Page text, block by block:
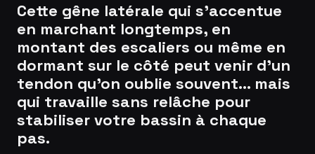
Cette gêne latérale qui s’accentue
en marchant longtemps, en
montant des escaliers ou même en
dormant sur le côté peut venir d’un
tendon qu’on oublie souvent… mais
qui travaille sans relâche pour
stabiliser votre bassin à chaque
pas.